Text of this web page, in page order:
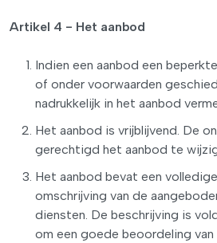
Artikel 4 - Het aanbod
Indien een aanbod een
of onder voorwaarden
nadrukkelijk in het aanbod
Het aanbod is vrijblijvend. De
gerechtigd het aanbod te
Het aanbod bevat een
omschrijving van de
diensten. De beschrijving is
om een goede beoordeling